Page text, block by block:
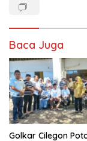
Baca Juga
Golkar Cilegon